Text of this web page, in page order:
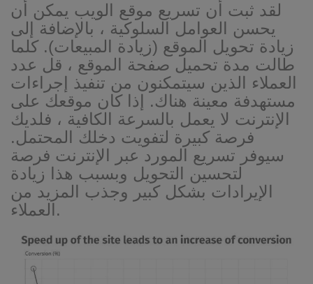
لقد ثبت أن تسريع موقع الويب يمكن أن
يحسن العوامل السلوكية ، بالإضافة إلى
زيادة تحويل الموقع (زيادة المبيعات). كلما
طالت مدة تحميل صفحة الموقع ، قل عدد
العملاء الذين سيتمكنون من تنفيذ إجراءات
مستهدفة معينة هناك. إذا كان موقعك على
الإنترنت لا يعمل بالسرعة الكافية ، فلديك
فرصة كبيرة لتفويت دخلك المحتمل.
سيوفر تسريع المورد عبر الإنترنت فرصة
لتحسين التحويل وبسبب هذا زيادة
الإيرادات بشكل كبير وجذب المزيد من
العملاء.